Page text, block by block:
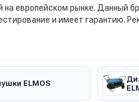
на европейском рынке. Данный
и имеет гарантию.
ELMOS